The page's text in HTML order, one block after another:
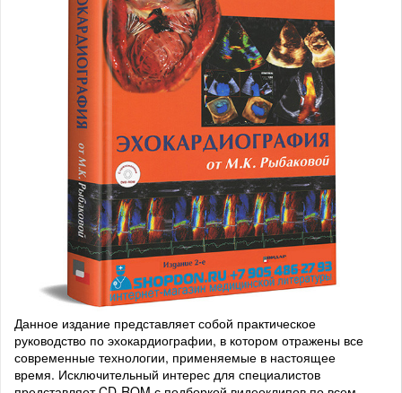
Данное издание представляет собой практическое
руководство по эхокардиографии, в котором отражены все
современные технологии, применяемые в настоящее
время. Исключительный интерес для специалистов